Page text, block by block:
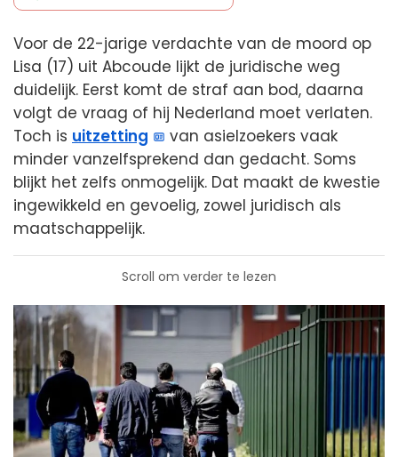
Voor de 22-jarige verdachte van de moord op
Lisa (17) uit Abcoude lijkt de juridische weg
duidelijk. Eerst komt de straf aan bod, daarna
volgt de vraag of hij Nederland moet verlaten.
Toch is uitzetting
van asielzoekers vaak
minder vanzelfsprekend dan gedacht. Soms
blijkt het zelfs onmogelijk. Dat maakt de kwestie
ingewikkeld en gevoelig, zowel juridisch als
maatschappelijk.
Scroll om verder te lezen